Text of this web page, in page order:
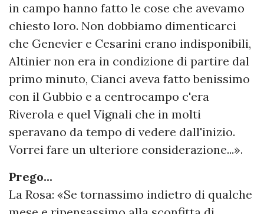
in campo hanno fatto le cose che avevamo
chiesto loro. Non dobbiamo dimenticarci
che Genevier e Cesarini erano indisponibili,
Altinier non era in condizione di partire dal
primo minuto, Cianci aveva fatto benissimo
con il Gubbio e a centrocampo c'era
Riverola e quel Vignali che in molti
speravano da tempo di vedere dall'inizio.
Vorrei fare un ulteriore considerazione...».
Prego...
La Rosa: «Se tornassimo indietro di qualche